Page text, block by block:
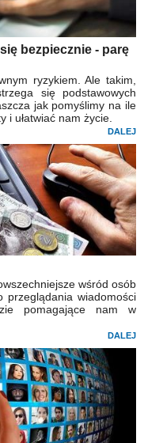
bezpiecznie - parę
ryzykiem. Ale takim,
się podstawowych
jak pomyślimy na ile
i ułatwiać nam życie.
DALEJ
wśród osób
wiadomości
pomagające nam w
DALEJ